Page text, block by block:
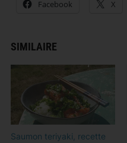
Facebook X
SIMILAIRE
Saumon teriyaki, recette